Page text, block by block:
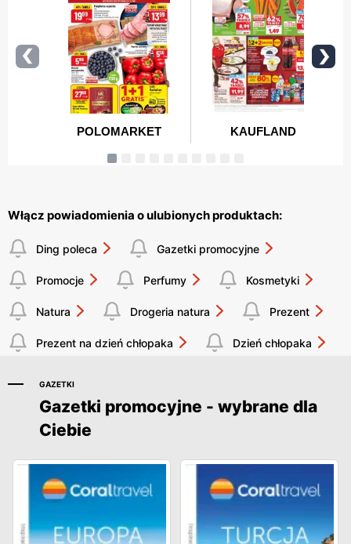
Włącz powiadomienia o ulubionych produktach:
Ding poleca Gazetki promocyjne
Promocje Perfumy Kosmetyki
Natura Drogeria natura Prezent
Prezent na dzień chłopaka Dzień chłopaka
GAZETKI
Gazetki promocyjne - wybrane dla
Ciebie